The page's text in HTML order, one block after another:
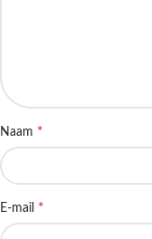
Naam *
E-mail *